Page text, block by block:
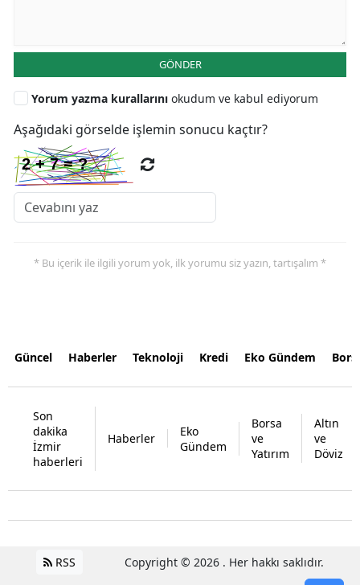
GÖNDER
Yorum yazma kurallarını okudum ve kabul ediyorum
Aşağıdaki görselde işlemin sonucu kaçtır?
* Bu içerik ile ilgili yorum yok, ilk yorumu siz yazın, tartışalım *
Güncel Haberler Teknoloji Kredi Eko Gündem
Son
dakika
İzmir
haberleri
Haberler
Eko
Gündem
Borsa
ve
Yatırım
Altın
ve
Döviz
RSS Copyright © 2026 . Her hakkı saklıdır.